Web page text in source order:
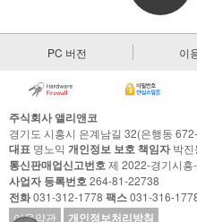
PC 버전 이
주식회사 앨리앤코
경기도 시흥시 은계남길 32(은행동
대표 명노익 개인정보 보호 책임자박진
통신판매업신고번호제 2022-경기시흥
사업자 등록번호264-81-22738
전화031-312-1778 팩스031-316-
이용약관
개인정보처리방침